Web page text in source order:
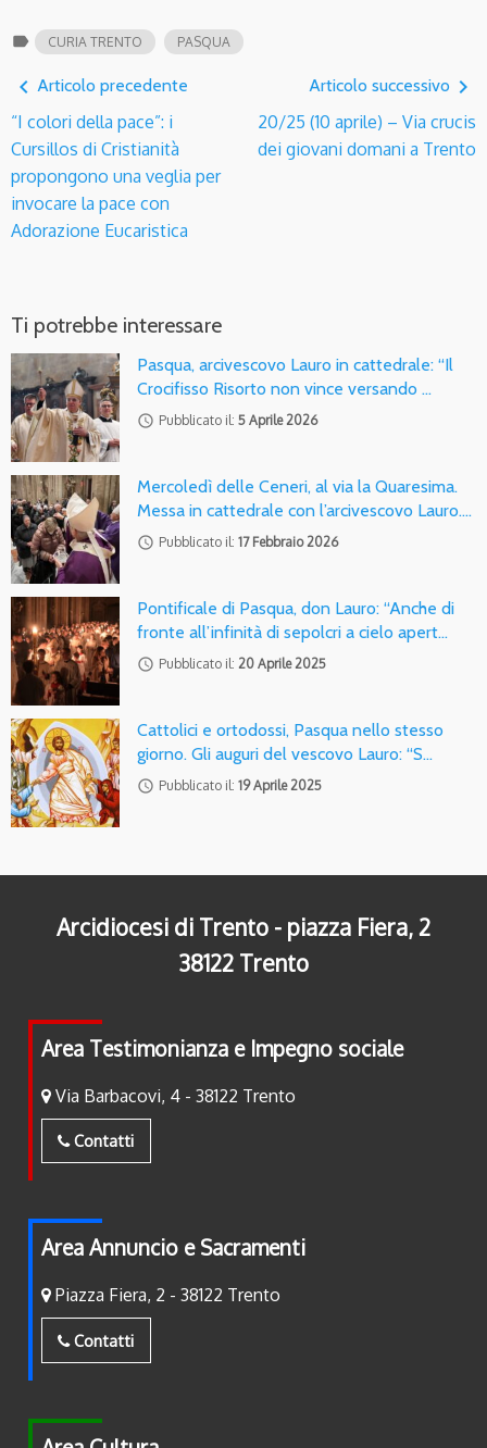
label CURIA TRENTO PASQUA
navigate_before Articolo precedente
“I colori della pace”: i
Cursillos di Cristianità
propongono una veglia per
invocare la pace con
Adorazione Eucaristica
Articolo successivo navigate_next
20/25 (10 aprile) – Via crucis
dei giovani domani a Trento
Ti potrebbe interessare
Pasqua, arcivescovo Lauro in cattedrale: “Il
Crocifisso Risorto non vince versando …
access_time Pubblicato il: 5 Aprile 2026
Mercoledì delle Ceneri, al via la Quaresima.
Messa in cattedrale con l’arcivescovo Lauro.…
access_time Pubblicato il: 17 Febbraio 2026
Pontificale di Pasqua, don Lauro: “Anche di
fronte all’infinità di sepolcri a cielo apert…
access_time Pubblicato il: 20 Aprile 2025
Cattolici e ortodossi, Pasqua nello stesso
giorno. Gli auguri del vescovo Lauro: “S…
access_time Pubblicato il: 19 Aprile 2025
Arcidiocesi di Trento - piazza Fiera, 2
38122 Trento
Area Testimonianza e Impegno sociale
Via Barbacovi, 4 - 38122 Trento
Contatti
Area Annuncio e Sacramenti
Piazza Fiera, 2 - 38122 Trento
Contatti